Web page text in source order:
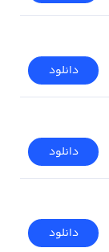
دانلود
دانلود
دانلود